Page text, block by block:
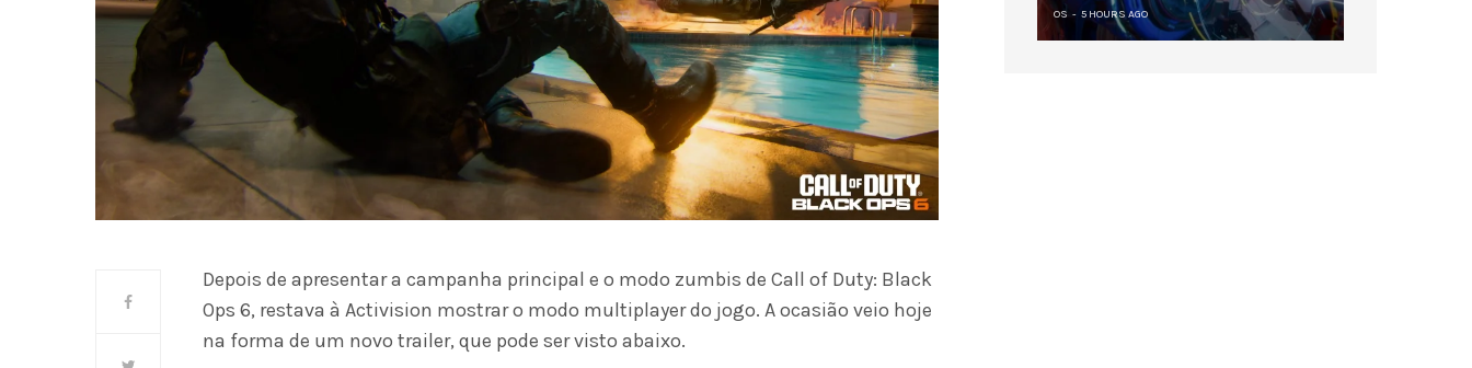
Depois de apresentar a campanha principal e o modo zumbis de Call of Duty: Black
Ops 6, restava à Activision mostrar o modo multiplayer do jogo. A ocasião veio hoje
na forma de um novo trailer, que pode ser visto abaixo.
OS 5 HOURS AGO